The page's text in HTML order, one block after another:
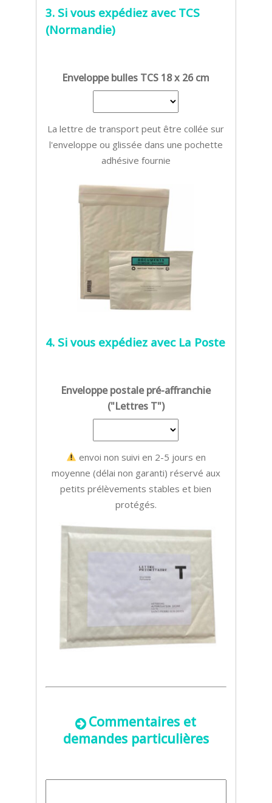
3. Si vous expédiez avec TCS
(Normandie)
Enveloppe bulles TCS 18 x 26 cm
La lettre de transport peut être collée sur
l'enveloppe ou glissée dans une pochette
adhésive fournie
4. Si vous expédiez avec La Poste
Enveloppe postale pré-affranchie
("Lettres T")
envoi non suivi en 2-5 jours en
moyenne (délai non garanti) réservé aux
petits prélèvements stables et bien
protégés.
Commentaires et
demandes particulières